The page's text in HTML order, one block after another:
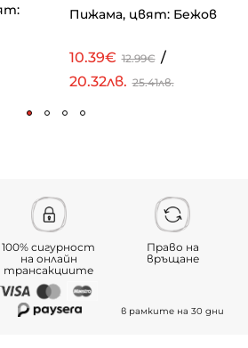
Пижама, цвят: Бежов
10.39€ 12.99€ /
20.32лв. 25.41лв.
100% сигурност
на онлайн
трансакциите
Право на
връщане
в рамките на 30 дни